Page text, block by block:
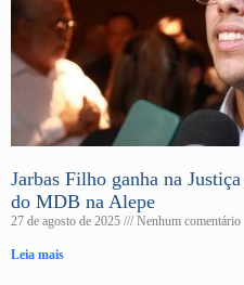
Jarbas Filho ganha na
do MDB na Alepe
27 de agosto de 2025 Nenhum comentário
Leia mais